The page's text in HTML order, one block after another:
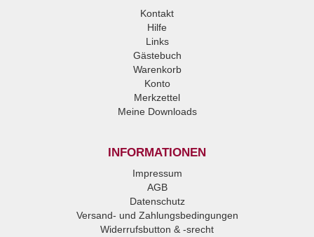
Kontakt
Hilfe
Links
Gästebuch
Warenkorb
Konto
Merkzettel
Meine Downloads
INFORMATIONEN
Impressum
AGB
Datenschutz
Versand- und Zahlungsbedingungen
Widerrufsbutton & -srecht